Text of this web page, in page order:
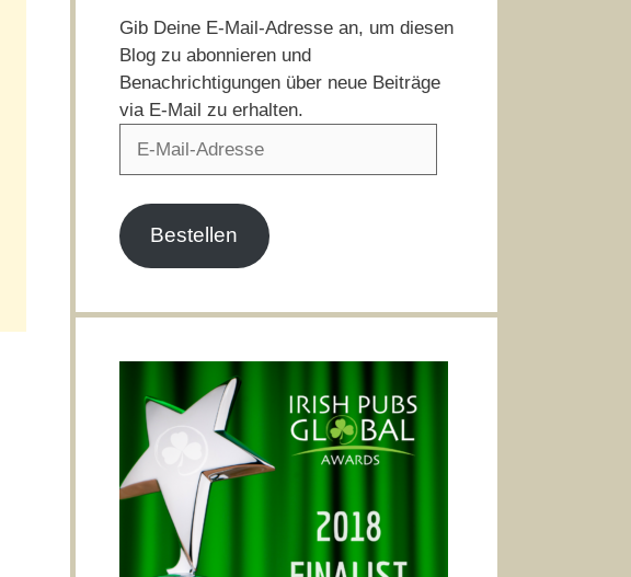
Gib Deine E-Mail-Adresse an, um diesen
Blog zu abonnieren und
Benachrichtigungen über neue Beiträge
via E-Mail zu erhalten.
Bestellen